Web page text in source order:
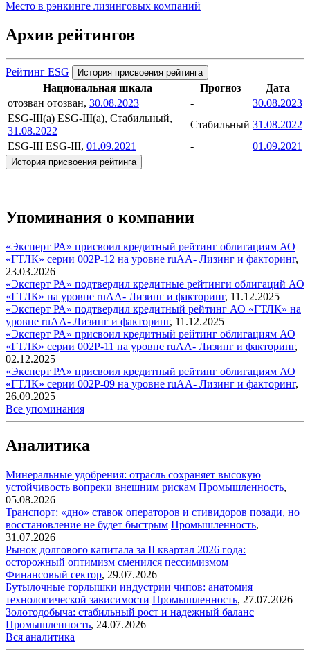
Место в рэнкинге лизинговых компаний
Архив рейтингов
Рейтинг ESG История присвоения рейтинга
Национальная шкала Прогноз
Дата
отозван отозван, 30.08.2023 -
30.08.2023
ESG-III(a) ESG-III(a), Стабильный,
31.08.2022
Стабильный 31.08.2022
ESG-III ESG-III, 01.09.2021 - 01.09.2021
История присвоения рейтинга
Упоминания о компании
«Эксперт РА» присвоил кредитный рейтинг облигациям АО
«ГТЛК» серии 002Р-12 на уровне ruAA- Лизинг и факторинг,
23.03.2026
«Эксперт РА» подтвердил кредитные рейтинги облигаций АО
«ГТЛК» на уровне ruAA- Лизинг и факторинг, 11.12.2025
«Эксперт РА» подтвердил кредитный рейтинг АО «ГТЛК» на
уровне ruАА- Лизинг и факторинг, 11.12.2025
«Эксперт РА» присвоил кредитный рейтинг облигациям АО
«ГТЛК» серии 002Р-11 на уровне ruAA- Лизинг и факторинг,
02.12.2025
«Эксперт РА» присвоил кредитный рейтинг облигациям АО
«ГТЛК» серии 002Р-09 на уровне ruAA- Лизинг и факторинг,
26.09.2025
Все упоминания
Аналитика
Минеральные удобрения: отрасль сохраняет высокую
устойчивость вопреки внешним рискам Промышленность,
05.08.2026
Транспорт: «дно» ставок операторов и стивидоров позади, но
восстановление не будет быстрым Промышленность,
31.07.2026
Рынок долгового капитала за II квартал 2026 года:
осторожный оптимизм сменился пессимизмом
Финансовый сектор, 29.07.2026
Бутылочные горлышки индустрии чипов: анатомия
технологической зависимости Промышленность, 27.07.2026
Золотодобыча: стабильный рост и надежный баланс
Промышленность, 24.07.2026
Вся аналитика